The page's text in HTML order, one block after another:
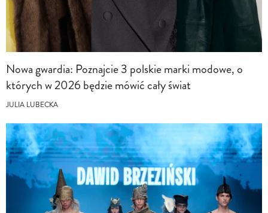
Nowa gwardia: Poznajcie 3 polskie marki modowe, o
których w 2026 będzie mówić cały świat
JULIA LUBECKA